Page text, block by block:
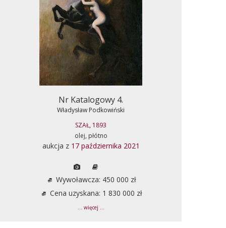
Nr Katalogowy 4.
Władysław Podkowiński
SZAŁ, 1893
olej, płótno
aukcja z 17 października 2021
Wywoławcza: 450 000 zł
Cena uzyskana: 1 830 000 zł
... więcej ...